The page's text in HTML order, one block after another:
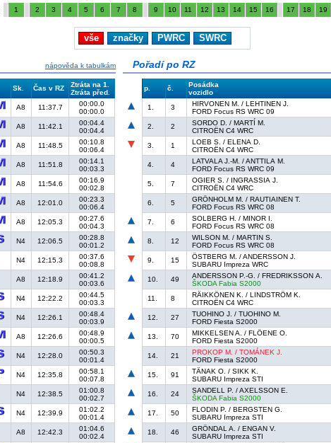
1 2 3 4 5 6 7 8 9 10 11 12 13 14 15 16 17 18 19
vše značky PWRC SWRC
nápověda k tabulkám
Sk. Čas v RZ
Ztráta na 1.
Ztráta před.
A8 11:37.7
00:00.0
00:00.0
A8 11:42.1
00:04.4
00:04.4
A8 11:48.5
00:10.8
00:06.4
A8 11:51.8
00:14.1
00:03.3
A8 11:54.6
00:16.9
00:02.8
A8 12:01.0
00:23.3
00:06.4
A8 12:05.3
00:27.6
00:04.3
N4 12:06.5
00:28.8
00:01.2
N4 12:15.3
00:37.6
00:08.8
A8 12:18.9
00:41.2
00:03.6
N4 12:22.2
00:44.5
00:03.3
N4 12:26.1
00:48.4
00:03.9
A8 12:26.6
00:48.9
00:00.5
N4 12:28.0
00:50.3
00:01.4
N4 12:35.8
00:58.1
00:07.8
N4 12:38.5
01:00.8
00:02.7
N4 12:39.9
01:02.2
00:01.4
A8 12:42.3
01:04.6
00:02.4
Pořadí po RZ
p. č.
Posádka
vozidlo
1.
3
HIRVONEN M. / LEHTINEN J.
FORD Focus RS WRC 09
2.
2
SORDO D. / MARTÍ M.
CITROËN C4 WRC
3.
1
LOEB S. / ELENA D.
CITROËN C4 WRC
4.
4
LATVALA J.-M. / ANTTILA M.
FORD Focus RS WRC 09
5.
7
OGIER S. / INGRASSIA J.
CITROËN C4 WRC
6.
5
GRÖNHOLM M. / RAUTIAINEN T.
FORD Focus RS WRC 08
7.
6
SOLBERG H. / MINOR I.
FORD Focus RS WRC 08
8.
12
WILSON M. / MARTIN S.
FORD Focus RS WRC 08
9.
15
ÖSTBERG M. / ANDERSSON J.
SUBARU Impreza WRC
10.
49
ANDERSSON P.-G. / FREDRIKSSON A.
ŠKODA Fabia S2000
11.
8
RÄIKKÖNEN K. / LINDSTRÖM K.
CITROËN C4 WRC
12.
27
TUOHINO J. / TUOHINO M.
FORD Fiesta S2000
13.
70
MIKKELSEN A. / FLÖENE O.
FORD Fiesta S2000
14.
21
PROKOP M. / TOMÁNEK J.
FORD Fiesta S2000
15.
91
TÄNAK O. / SIKK K.
SUBARU Impreza STI
16.
24
SANDELL P. / AXELSSON E.
ŠKODA Fabia S2000
17.
50
FLODIN P. / BERGSTEN G.
SUBARU Impreza STI
18.
46
GRÖNDAL A. / ENGAN V.
SUBARU Impreza STI